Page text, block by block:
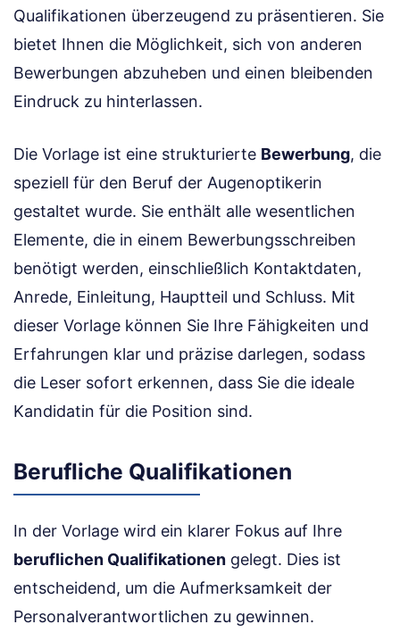
Qualifikationen überzeugend zu präsentieren. Sie
bietet Ihnen die Möglichkeit, sich von anderen
Bewerbungen abzuheben und einen bleibenden
Eindruck zu hinterlassen.
Die Vorlage ist eine strukturierte Bewerbung, die
speziell für den Beruf der Augenoptikerin
gestaltet wurde. Sie enthält alle wesentlichen
Elemente, die in einem Bewerbungsschreiben
benötigt werden, einschließlich Kontaktdaten,
Anrede, Einleitung, Hauptteil und Schluss. Mit
dieser Vorlage können Sie Ihre Fähigkeiten und
Erfahrungen klar und präzise darlegen, sodass
die Leser sofort erkennen, dass Sie die ideale
Kandidatin für die Position sind.
Berufliche Qualifikationen
In der Vorlage wird ein klarer Fokus auf Ihre
beruflichen Qualifikationen gelegt. Dies ist
entscheidend, um die Aufmerksamkeit der
Personalverantwortlichen zu gewinnen.